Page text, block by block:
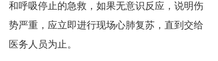
和呼吸停止的急救，如果无意识反应，说明伤
势严重，应立即进行现场心肺复苏，直到交给
医务人员为止。